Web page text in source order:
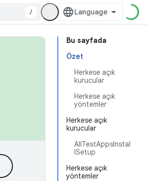
/
Bu sayfada
Özet
Herkese açık
kurucular
Herkese açık
yöntemler
Herkese açık
kurucular
AllTestAppsInstal
lSetup
Herkese açık
yöntemler